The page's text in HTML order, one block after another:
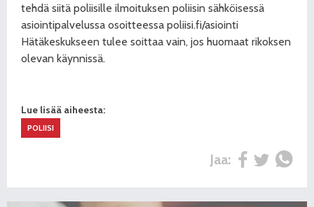
tehdä siitä poliisille ilmoituksen poliisin sähköisessä
asiointipalvelussa osoitteessa poliisi.fi/asiointi
Hätäkeskukseen tulee soittaa vain, jos huomaat rikoksen
olevan käynnissä.
Lue lisää aiheesta:
POLIISI
Jaa: